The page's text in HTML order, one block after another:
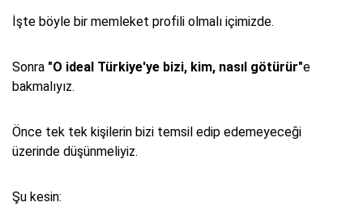
İşte böyle bir memleket profili olmalı içimizde.
Sonra "O ideal Türkiye'ye bizi, kim, nasıl götürür"e
bakmalıyız.
Önce tek tek kişilerin bizi temsil edip edemeyeceği
üzerinde düşünmeliyiz.
Şu kesin: